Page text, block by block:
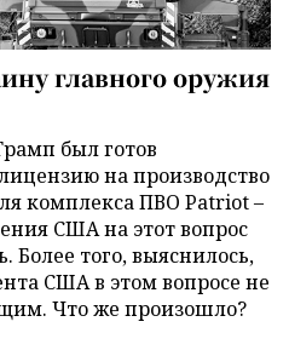
главного оружия
был готов
на производство
комплекса ПВО Patriot –
США на этот вопрос
Более того, выяснилось,
США в этом вопросе не
Что же произошло?